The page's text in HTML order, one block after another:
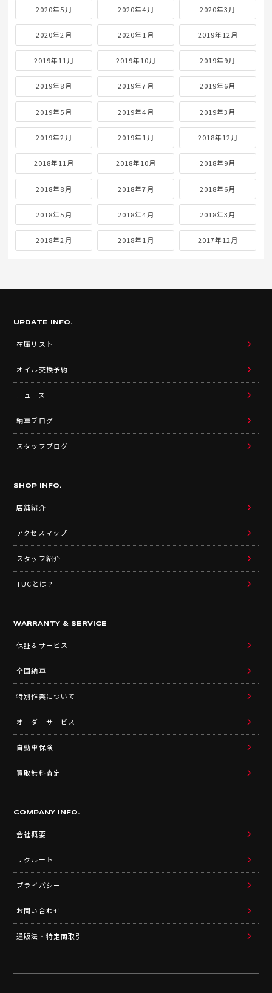
2020年5月 2020年4月 2020年3月
2020年2月 2020年1月 2019年12月
2019年11月 2019年10月 2019年9月
2019年8月 2019年7月 2019年6月
2019年5月 2019年4月 2019年3月
2019年2月 2019年1月 2018年12月
2018年11月 2018年10月 2018年9月
2018年8月 2018年7月 2018年6月
2018年5月 2018年4月 2018年3月
2018年2月 2018年1月 2017年12月
UPDATE INFO.
在庫リスト
オイル交換予約
ニュース
納車ブログ
スタッフブログ
SHOP INFO.
店舗紹介
アクセスマップ
スタッフ紹介
TUCとは？
WARRANTY & SERVICE
保証＆サービス
全国納車
特別作業について
オーダーサービス
自動車保険
買取無料査定
COMPANY INFO.
会社概要
リクルート
プライバシー
お問い合わせ
通販法・特定商取引